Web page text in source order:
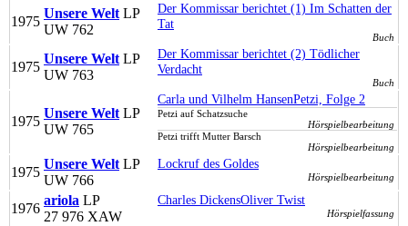
1975
Unsere Welt LP
UW 762
Der Kommissar berichtet (1) Im Schatten der
Tat
Buch
1975
Unsere Welt LP
UW 763
Der Kommissar berichtet (2) Tödlicher
Verdacht
Buch
1975
Unsere Welt LP
UW 765
Carla und Vilhelm HansenPetzi, Folge 2
Petzi auf Schatzsuche
Hörspielbearbeitung
Petzi trifft Mutter Barsch
Hörspielbearbeitung
1975
Unsere Welt LP
UW 766
Lockruf des Goldes
Hörspielbearbeitung
1976
ariola LP
27 976 XAW
Charles DickensOliver Twist
Hörspielfassung